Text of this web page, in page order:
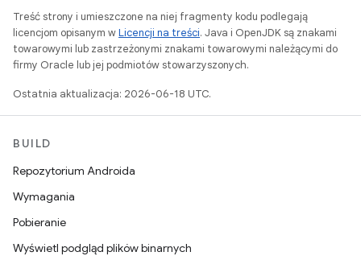
Treść strony i umieszczone na niej fragmenty kodu podlegają
licencjom opisanym wLicencji na treści. Java i OpenJDK są znakami
towarowymi lub zastrzeżonymi znakami towarowymi należącymi do
firmy Oracle lub jej podmiotów stowarzyszonych.
Ostatnia aktualizacja: 2026-06-18 UTC.
BUILD
Repozytorium Androida
Wymagania
Pobieranie
Wyświetl podgląd plików binarnych